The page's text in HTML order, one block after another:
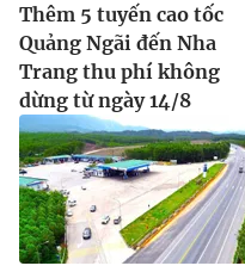
Thêm 5 tuyến cao tốc
Quảng Ngãi đến Nha
Trang thu phí không
dừng từ ngày 14/8